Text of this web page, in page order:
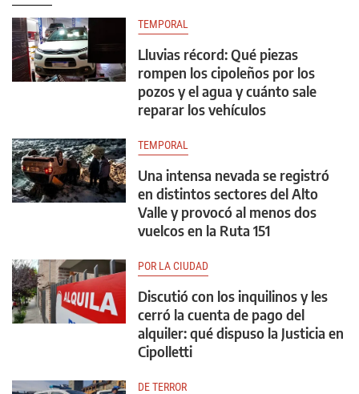
TEMPORAL
Lluvias récord: Qué piezas
rompen los cipoleños por los
pozos y el agua y cuánto sale
reparar los vehículos
TEMPORAL
Una intensa nevada se registró
en distintos sectores del Alto
Valle y provocó al menos dos
vuelcos en la Ruta 151
POR LA CIUDAD
Discutió con los inquilinos y les
cerró la cuenta de pago del
alquiler: qué dispuso la Justicia en
Cipolletti
DE TERROR